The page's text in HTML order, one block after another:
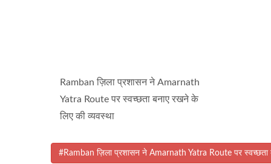
Ramban ज़िला प्रशासन ने Amarnath
Yatra Route पर स्वच्छता बनाए रखने के
लिए की व्यवस्था
#Ramban ज़िला प्रशासन ने Amarnath Yatra Route पर स्वच्छता